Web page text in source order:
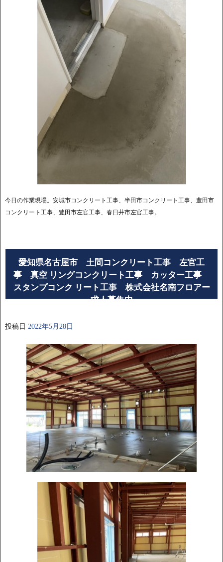
今日の作業現場。安城市コンクリート工事、半田市コンクリート工事、豊田市
コンクリート工事、豊田市左官工事、春日井市左官工事。
愛知県名古屋市 土間コンクリート工事 左官工
事 真空 リングコンクリート工事 カッター工事
スタンプコンク リート工事 株式会社名南フロアー
求人募集中
投稿日 2022年5月28日